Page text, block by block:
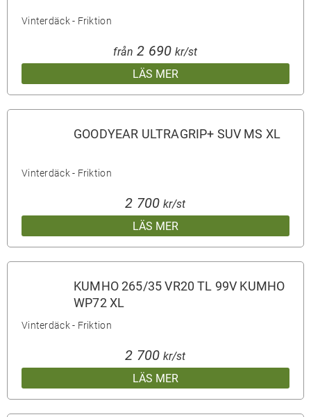
Vinterdäck - Friktion
LÄS MER
från 2 690 kr/st
GOODYEAR ULTRAGRIP+ SUV MS XL
Vinterdäck - Friktion
LÄS MER
2 700 kr/st
KUMHO 265/35 VR20 TL 99V KUMHO
WP72 XL
Vinterdäck - Friktion
LÄS MER
2 700 kr/st